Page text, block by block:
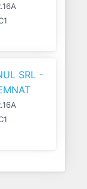
SRL -